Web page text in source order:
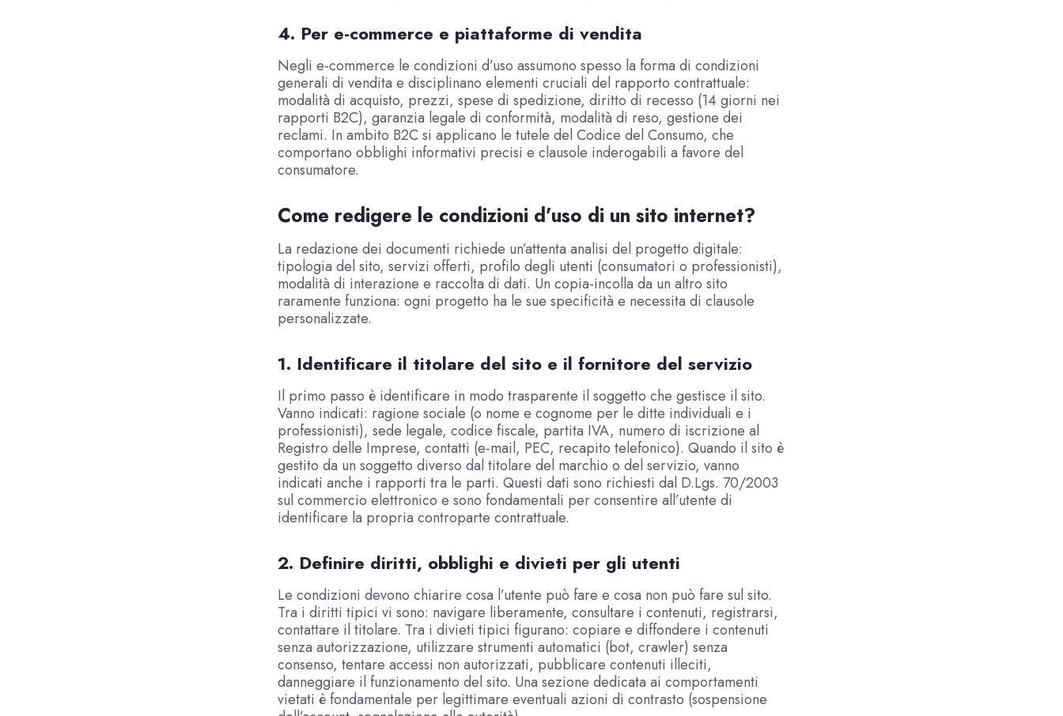
4. Per e-commerce e piattaforme di vendita
Negli e-commerce le condizioni d’uso assumono spesso la forma di condizioni
generali di vendita e disciplinano elementi cruciali del rapporto contrattuale:
modalità di acquisto, prezzi, spese di spedizione, diritto di recesso (14 giorni nei
rapporti B2C), garanzia legale di conformità, modalità di reso, gestione dei
reclami. In ambito B2C si applicano le tutele del Codice del Consumo, che
comportano obblighi informativi precisi e clausole inderogabili a favore del
consumatore.
Come redigere le condizioni d’uso di un sito internet?
La redazione dei documenti richiede un’attenta analisi del progetto digitale:
tipologia del sito, servizi offerti, profilo degli utenti (consumatori o professionisti),
modalità di interazione e raccolta di dati. Un copia-incolla da un altro sito
raramente funziona: ogni progetto ha le sue specificità e necessita di clausole
personalizzate.
1. Identificare il titolare del sito e il fornitore del servizio
Il primo passo è identificare in modo trasparente il soggetto che gestisce il sito.
Vanno indicati: ragione sociale (o nome e cognome per le ditte individuali e i
professionisti), sede legale, codice fiscale, partita IVA, numero di iscrizione al
Registro delle Imprese, contatti (e-mail, PEC, recapito telefonico). Quando il sito è
gestito da un soggetto diverso dal titolare del marchio o del servizio, vanno
indicati anche i rapporti tra le parti. Questi dati sono richiesti dal D.Lgs. 70/2003
sul commercio elettronico e sono fondamentali per consentire all’utente di
identificare la propria controparte contrattuale.
2. Definire diritti, obblighi e divieti per gli utenti
Le condizioni devono chiarire cosa l’utente può fare e cosa non può fare sul sito.
Tra i diritti tipici vi sono: navigare liberamente, consultare i contenuti, registrarsi,
contattare il titolare. Tra i divieti tipici figurano: copiare e diffondere i contenuti
senza autorizzazione, utilizzare strumenti automatici (bot, crawler) senza
consenso, tentare accessi non autorizzati, pubblicare contenuti illeciti,
danneggiare il funzionamento del sito. Una sezione dedicata ai comportamenti
vietati è fondamentale per legittimare eventuali azioni di contrasto (sospensione